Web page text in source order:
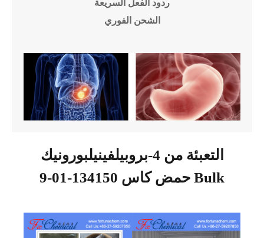
ردود الفعل السريعة
الشحن الفوري
التعبئة من 4-بروبيلفينيلبورونيك
حمض كاس 134150-01-9 Bulk